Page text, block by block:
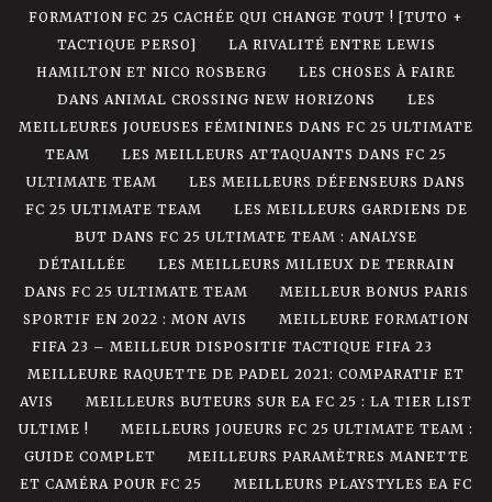
FORMATION FC 25 CACHÉE QUI CHANGE TOUT ! [TUTO +
TACTIQUE PERSO]
LA RIVALITÉ ENTRE LEWIS
HAMILTON ET NICO ROSBERG
LES CHOSES À FAIRE
DANS ANIMAL CROSSING NEW HORIZONS
LES
MEILLEURES JOUEUSES FÉMININES DANS FC 25 ULTIMATE
TEAM
LES MEILLEURS ATTAQUANTS DANS FC 25
ULTIMATE TEAM
LES MEILLEURS DÉFENSEURS DANS
FC 25 ULTIMATE TEAM
LES MEILLEURS GARDIENS DE
BUT DANS FC 25 ULTIMATE TEAM : ANALYSE
DÉTAILLÉE
LES MEILLEURS MILIEUX DE TERRAIN
DANS FC 25 ULTIMATE TEAM
MEILLEUR BONUS PARIS
SPORTIF EN 2022 : MON AVIS
MEILLEURE FORMATION
FIFA 23 – MEILLEUR DISPOSITIF TACTIQUE FIFA 23
MEILLEURE RAQUETTE DE PADEL 2021: COMPARATIF ET
AVIS
MEILLEURS BUTEURS SUR EA FC 25 : LA TIER LIST
ULTIME !
MEILLEURS JOUEURS FC 25 ULTIMATE TEAM :
GUIDE COMPLET
MEILLEURS PARAMÈTRES MANETTE
ET CAMÉRA POUR FC 25
MEILLEURS PLAYSTYLES EA FC